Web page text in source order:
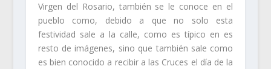
Virgen del Rosario, también se le conoce en el
pueblo como, debido a que no solo esta
festividad sale a la calle, como es típico en es
resto de imágenes, sino que también sale como
es bien conocido a recibir a las Cruces el día de la